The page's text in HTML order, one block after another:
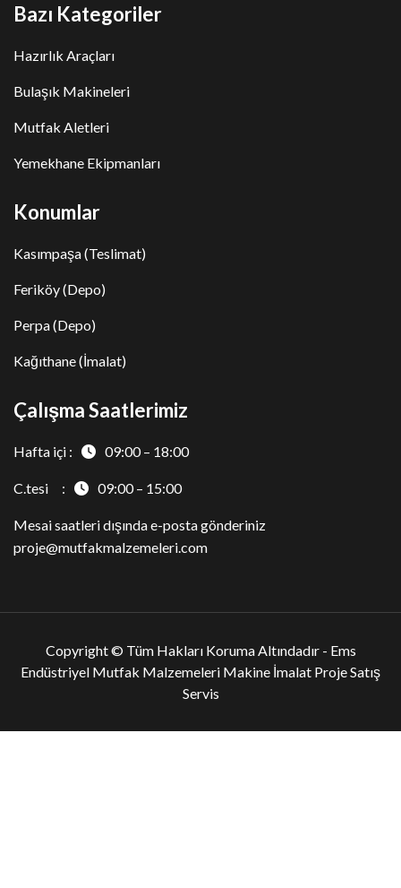
Bazı Kategoriler
Hazırlık Araçları
Bulaşık Makineleri
Mutfak Aletleri
Yemekhane Ekipmanları
Konumlar
Kasımpaşa (Teslimat)
Feriköy (Depo)
Perpa (Depo)
Kağıthane (İmalat)
Çalışma Saatlerimiz
Hafta içi : 09:00 – 18:00
C.tesi : 09:00 – 15:00
Mesai saatleri dışında e-posta gönderiniz
proje@mutfakmalzemeleri.com
Copyright © Tüm Hakları Koruma Altındadır - Ems
Endüstriyel Mutfak Malzemeleri Makine İmalat Proje Satış
Servis